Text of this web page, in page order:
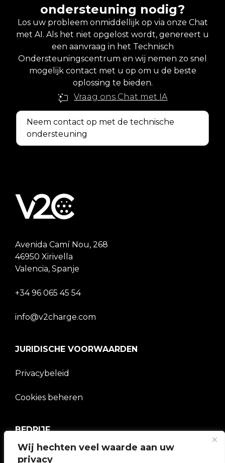
Wij hechten veel waarde aan uw
privacy
ondersteuning nodig?
Los uw probleem onmiddellijk op via onze Chat
met AI. Als het niet opgelost wordt, genereert u
een aanvraag in het Technisch
Ondersteuningscentrum en wij nemen zo snel
mogelijk contact met u op om u de beste
oplossing te bieden.
Vraag ons Chat met IA
Neem contact op met de technische
ondersteuning
Avenida Camí Nou, 268
46950 Xirivella
Valencia, Spanje
+34 96 065 45 54
info@v2charge.com
JURIDISCHE VOORWAARDEN
Privacybeleid
Cookies beheren
BEDRIJF
V2C Gemeenschap